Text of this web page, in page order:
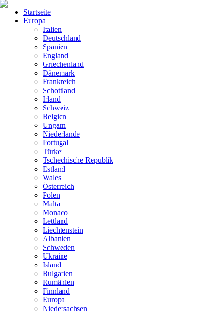
Startseite
Europa
Italien
Deutschland
Spanien
England
Griechenland
Dänemark
Frankreich
Schottland
Irland
Schweiz
Belgien
Ungarn
Niederlande
Portugal
Türkei
Tschechische Republik
Estland
Wales
Österreich
Polen
Malta
Monaco
Lettland
Liechtenstein
Albanien
Schweden
Ukraine
Island
Bulgarien
Rumänien
Finnland
Europa
Niedersachsen